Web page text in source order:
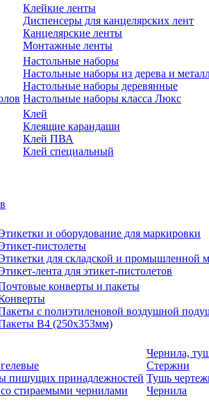
Клейкие ленты
Диспенсеры для канцелярских лент
Канцелярские ленты
Монтажные ленты
Настольные наборы
Настольные наборы из дерева и
Настольные наборы деревянные
Настольные наборы класса Люкс
Клей
Клеящие карандаши
Клей ПВА
Клей специальный
и оборудование для маркировки
пистолеты
для складской и промышленной
лента для этикет-пистолетов
конверты и пакеты
с полиэтиленовой воздушной
В4 (250х353мм)
пишущих принадлежностей
стираемыми чернилами
Чернила,
Стержни
Тушь
Чернила